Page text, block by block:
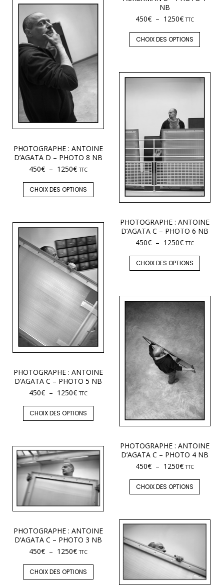
NB
450€ – 1250€ TTC
CHOIX DES OPTIONS
PHOTOGRAPHE : ANTOINE
D’AGATA D – PHOTO 8 NB
450€ – 1250€ TTC
CHOIX DES OPTIONS
PHOTOGRAPHE : ANTOINE
D’AGATA C – PHOTO 6 NB
450€ – 1250€ TTC
CHOIX DES OPTIONS
PHOTOGRAPHE : ANTOINE
D’AGATA C – PHOTO 5 NB
450€ – 1250€ TTC
CHOIX DES OPTIONS
PHOTOGRAPHE : ANTOINE
D’AGATA C – PHOTO 4 NB
450€ – 1250€ TTC
CHOIX DES OPTIONS
PHOTOGRAPHE : ANTOINE
D’AGATA C – PHOTO 3 NB
450€ – 1250€ TTC
CHOIX DES OPTIONS